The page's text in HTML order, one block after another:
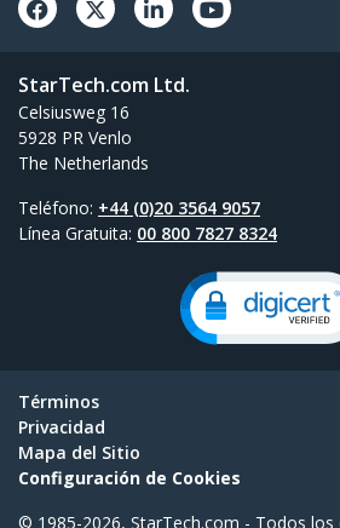
StarTech.com Ltd.
Celsiusweg 16
5928 PR Venlo
The Netherlands
Teléfono: +44 (0)20 3564 9057
Línea Gratuita: 00 800 7827 8324
Términos
Privacidad
Mapa del Sitio
Configuración de Cookies
© 1985-2026, StarTech.com - Todos los